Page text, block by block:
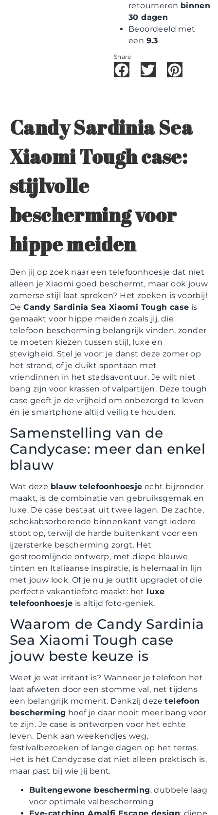
retourneren binnen
30 dagen
Beoordeeld met
een 9.3
Share
Candy Sardinia Sea
Xiaomi Tough case:
stijlvolle
bescherming voor
hippe meiden
Ben jij op zoek naar een telefoonhoesje dat niet
alleen je Xiaomi goed beschermt, maar ook jouw
zomerse stijl laat spreken? Het zoeken is voorbij!
DeCandy Sardinia Sea Xiaomi Tough case is
gemaakt voor hippe meiden zoals jij, die
telefoon bescherming belangrijk vinden, zonder
te moeten kiezen tussen stijl, luxe en
stevigheid. Stel je voor: je danst deze zomer op
het strand, of je duikt spontaan met
vriendinnen in het stadsavontuur. Je wilt niet
bang zijn voor krassen of valpartijen. Deze tough
case geeft je de vrijheid om onbezorgd te leven
én je smartphone altijd veilig te houden.
Samenstelling van de
Candycase: meer dan enkel
blauw
Wat deze blauw telefoonhoesje echt bijzonder
maakt, is de combinatie van gebruiksgemak en
luxe. De case bestaat uit twee lagen. De zachte,
schokabsorberende binnenkant vangt iedere
stoot op, terwijl de harde buitenkant voor een
ijzersterke bescherming zorgt. Het
gestroomlijnde ontwerp, met diepe blauwe
tinten en Italiaanse inspiratie, is helemaal in lijn
met jouw look. Of je nu je outfit upgradet of die
perfecte vakantiefoto maakt: het luxe
telefoonhoesje is altijd foto-geniek.
Waarom de Candy Sardinia
Sea Xiaomi Tough case
jouw beste keuze is
Weet je wat irritant is? Wanneer je telefoon het
laat afweten door een stomme val, net tijdens
een belangrijk moment. Dankzij dezetelefoon
bescherming hoef je daar nooit meer bang voor
te zijn. Je case is ontworpen voor het echte
leven. Denk aan weekendjes weg,
festivalbezoeken of lange dagen op het terras.
Het is hét Candycase dat niet alleen praktisch is,
maar past bij wie jij bent.
Buitengewone bescherming: dubbele laag
voor optimale valbescherming
Eye-catching Amalfi Escape design: diepe